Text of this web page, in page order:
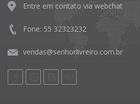
Entre em contato via webchat
Fone: 55 32323232
vendas@senhorlivreiro.com.br